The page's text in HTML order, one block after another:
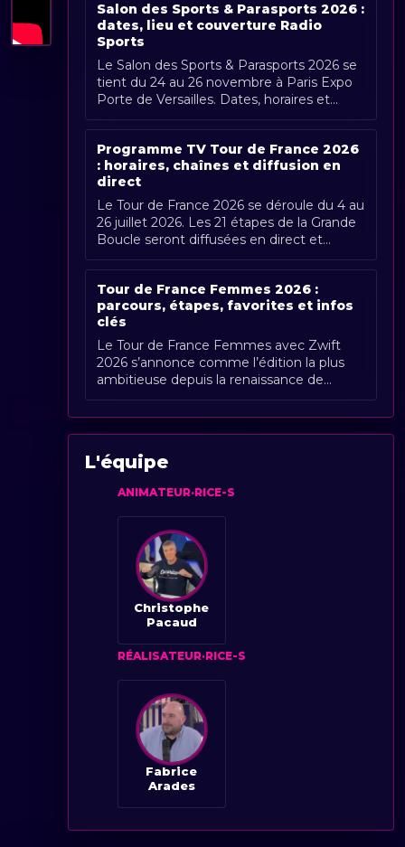
Salon des Sports & Parasports 2026 :
dates, lieu et couverture Radio
Sports
Le Salon des Sports & Parasports 2026 se
tient du 24 au 26 novembre à Paris Expo
Porte de Versailles. Dates, horaires et
couverture Radio Sports.
Programme TV Tour de France 2026
: horaires, chaînes et diffusion en
direct
Le Tour de France 2026 se déroule du 4 au
26 juillet 2026. Les 21 étapes de la Grande
Boucle seront diffusées en direct et
gratuitement en France par France [...]
Tour de France Femmes 2026 :
parcours, étapes, favorites et infos
clés
Le Tour de France Femmes avec Zwift
2026 s’annonce comme l’édition la plus
ambitieuse depuis la renaissance de
l’épreuve. Organisée du 1er au 9 août
2026, [...]
L'équipe
ANIMATEUR·RICE-S
Christophe
Pacaud
RÉALISATEUR·RICE-S
Fabrice
Arades